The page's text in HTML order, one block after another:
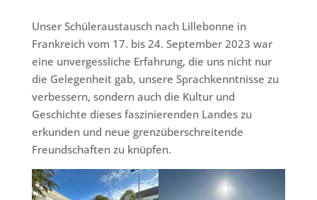
Unser Schüleraustausch nach Lillebonne in
Frankreich vom 17. bis 24. September 2023 war
eine unvergessliche Erfahrung, die uns nicht nur
die Gelegenheit gab, unsere Sprachkenntnisse zu
verbessern, sondern auch die Kultur und
Geschichte dieses faszinierenden Landes zu
erkunden und neue grenzüberschreitende
Freundschaften zu knüpfen.